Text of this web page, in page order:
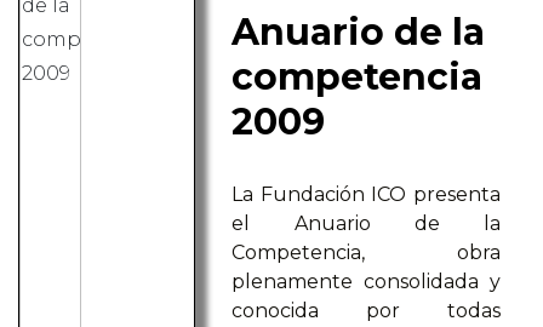
Anuario de la
competencia
2009
La Fundación ICO presenta
el Anuario de la
Competencia, obra
plenamente consolidada y
conocida por todas